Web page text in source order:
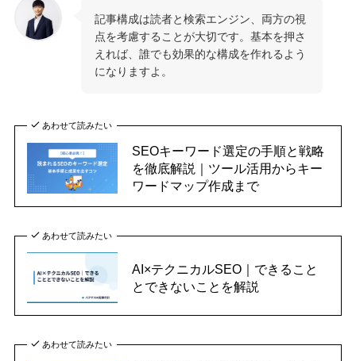
記事構成は読者と検索エンジン、両方の視
点を考慮することが大切です。基本を押さ
えれば、誰でも効果的な構成を作れるよう
になりますよ。
あわせて読みたい
SEOキーワード選定の手順と戦略
を徹底解説｜ツール活用からキー
ワードマップ作成まで
あわせて読みたい
AI×テクニカルSEO｜できること
とできないことを解説
あわせて読みたい